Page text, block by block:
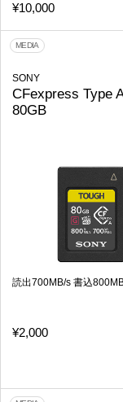
¥10,000
MEDIA
SONY
CFexpress Type
80GB
読出700MB/s 書込
¥2,000